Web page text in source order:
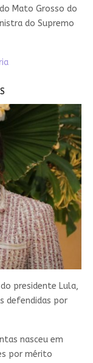
Mato Grosso do
do Supremo
presidente Lula,
defendidas por
nasceu em
por mérito